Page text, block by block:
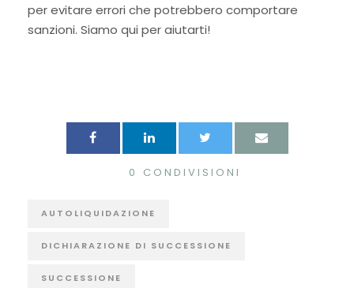
per evitare errori che potrebbero comportare
sanzioni. Siamo qui per aiutarti!
0 CONDIVISIONI
AUTOLIQUIDAZIONE
DICHIARAZIONE DI SUCCESSIONE
SUCCESSIONE